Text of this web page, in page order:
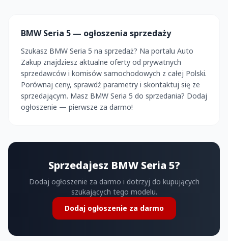
BMW Seria 5 — ogłoszenia sprzedaży
Szukasz BMW Seria 5 na sprzedaż? Na portalu Auto
Zakup znajdziesz aktualne oferty od prywatnych
sprzedawców i komisów samochodowych z całej Polski.
Porównaj ceny, sprawdź parametry i skontaktuj się ze
sprzedającym. Masz BMW Seria 5 do sprzedania? Dodaj
ogłoszenie — pierwsze za darmo!
Sprzedajesz BMW Seria 5?
Dodaj ogłoszenie za darmo i dotrzyj do kupujących
szukających tego modelu.
Dodaj ogłoszenie za darmo